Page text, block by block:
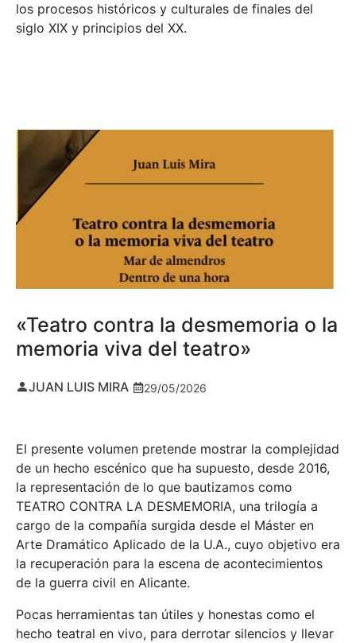
los procesos históricos y culturales de finales del
siglo XIX y principios del XX.
«Teatro contra la desmemoria o la
memoria viva del teatro»
JUAN LUIS MIRA 29/05/2026
El presente volumen pretende mostrar la complejidad
de un hecho escénico que ha supuesto, desde 2016,
la representación de lo que bautizamos como
TEATRO CONTRA LA DESMEMORIA, una trilogía a
cargo de la compañía surgida desde el Máster en
Arte Dramático Aplicado de la U.A., cuyo objetivo era
la recuperación para la escena de acontecimientos
de la guerra civil en Alicante.
Pocas herramientas tan útiles y honestas como el
hecho teatral en vivo, para derrotar silencios y llevar